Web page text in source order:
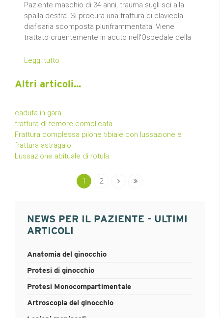
Paziente maschio di 34 anni, trauma sugli sci alla
spalla destra. Si procura una frattura di clavicola
diafisaria scomposta pluriframmentata. Viene
trattato cruentemente in acuto nell'Ospedale della
Leggi tutto
Altri articoli...
caduta in gara
frattura di femore complicata
Frattura complessa pilone tibiale con lussazione e
frattura astragalo
Lussazione abituale di rotula
1 2
NEWS PER IL PAZIENTE - ULTIMI
ARTICOLI
Anatomia del ginocchio
Protesi di ginocchio
Protesi Monocompartimentale
Artroscopia del ginocchio